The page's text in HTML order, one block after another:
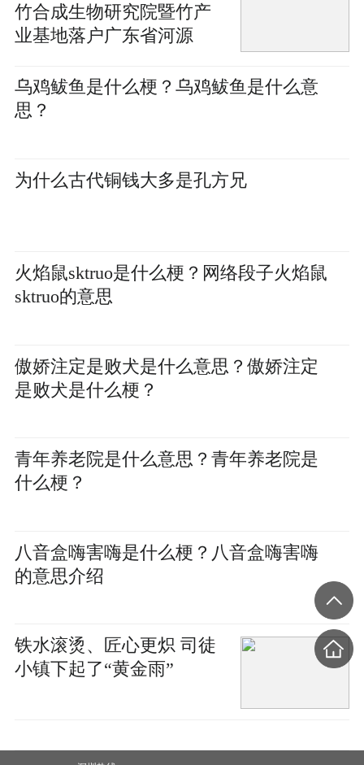
竹合成生物研究院暨竹产
业基地落户广东省河源
乌鸡鲅鱼是什么梗？乌鸡鲅鱼是什么意
思？
为什么古代铜钱大多是孔方兄
火焰鼠sktruo是什么梗？网络段子​火焰鼠
sktruo的意思
傲娇注定是败犬是什么意思？傲娇注定
是败犬是什么梗？
青年养老院是什么意思？青年养老院是
什么梗？
八音盒嗨害嗨是什么梗？八音盒嗨害嗨
的意思介绍
铁水滚烫、匠心更炽 司徒
小镇下起了“黄金雨”